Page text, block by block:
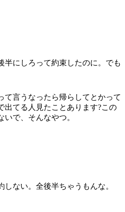
半にしろって約束したのに。でも
て言うなったら帰らしてとかって
出てる人見たことあります?この
で、そんなやつ。
しない。全後半ちゃうもんな。